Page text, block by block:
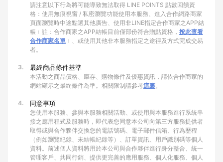
請注意以下行為將可能導致無法取得 LINE POINTS 點數回饋資
格：使用無痕視窗 / 私密瀏覽功能使用本服務、進入合作網路商家
頁面瀏覽時中途點選其他廣告、使用非LINE指定合作商家之APP結
帳﹙註：合作商家之APP結帳目前僅部份符合贈點資格， 按此查看
合作商家名單 ﹚、或使用其他非本服務指定之途徑及方式完成交易
者。
3. 最終商品條件基準
本活動之商品價格、庫存、購物條件及優惠資訊，請依合作商家的
網站顯示之最終條件為準。相關限制請參考這裏。
4. 同意事項
您使用本服務、參與本服務相關活動、或使用與本服務進行系統串
接之應用程式及服務時，即代表您同意本公司向第三方服務提供者
取得或與合作夥伴交換您的電話號碼、電子郵件信箱、行為歷程
（例如瀏覽紀錄、未結帳紀錄等）、訂單資訊、用戶識別碼等個人
資料。前述個人資料將用於本公司與合作夥伴進行身分整合、統一
管理客戶、共同行銷、提供更完善的應用服務、個人化服務、個人